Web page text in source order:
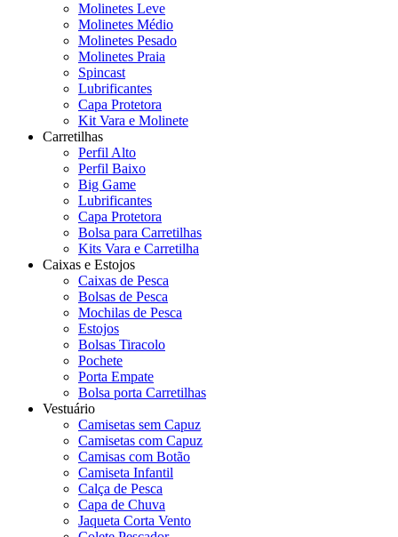
Molinetes Leve
Molinetes Médio
Molinetes Pesado
Molinetes Praia
Spincast
Lubrificantes
Capa Protetora
Kit Vara e Molinete
Carretilhas
Perfil Alto
Perfil Baixo
Big Game
Lubrificantes
Capa Protetora
Bolsa para Carretilhas
Kits Vara e Carretilha
Caixas e Estojos
Caixas de Pesca
Bolsas de Pesca
Mochilas de Pesca
Estojos
Bolsas Tiracolo
Pochete
Porta Empate
Bolsa porta Carretilhas
Vestuário
Camisetas sem Capuz
Camisetas com Capuz
Camisas com Botão
Camiseta Infantil
Calça de Pesca
Capa de Chuva
Jaqueta Corta Vento